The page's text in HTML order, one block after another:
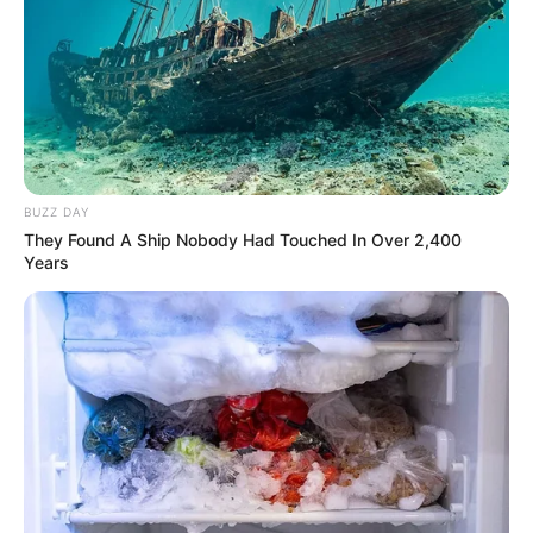
(foto: govexo)
BUZZ DAY
They Found A Ship Nobody Had Touched In Over 2,400
Years